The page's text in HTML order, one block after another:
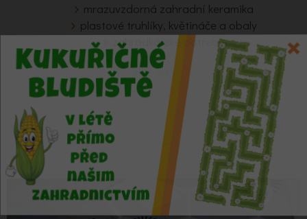
mrazuvzdorná zahradní keramika
plastové truhlíky, květináče a obaly
zahrádkářské potřeby
více zde